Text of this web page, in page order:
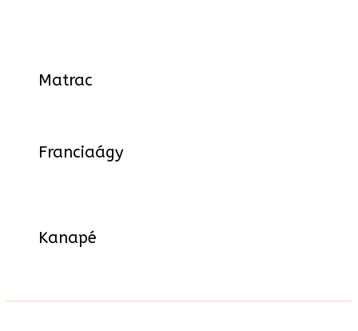
Matrac
Franciaágy
Kanapé